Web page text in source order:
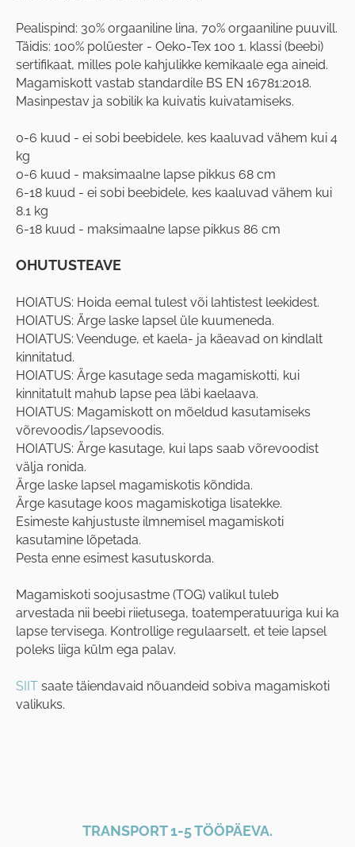
Pealispind: 30% orgaaniline lina, 70% orgaaniline puuvill.
Täidis: 100% polüester - Oeko-Tex 100 1. klassi (beebi)
sertifikaat, milles pole kahjulikke kemikaale ega aineid.
Magamiskott vastab standardile BS EN 16781:2018.
Masinpestav ja sobilik ka kuivatis kuivatamiseks.
0-6 kuud - ei sobi beebidele, kes kaaluvad vähem kui 4
kg
0-6 kuud - maksimaalne lapse pikkus 68 cm
6-18 kuud - ei sobi beebidele, kes kaaluvad vähem kui
8.1 kg
6-18 kuud - maksimaalne lapse pikkus 86 cm
OHUTUSTEAVE
HOIATUS: Hoida eemal tulest või lahtistest leekidest.
HOIATUS: Ärge laske lapsel üle kuumeneda.
HOIATUS: Veenduge, et kaela- ja käeavad on kindlalt
kinnitatud.
HOIATUS: Ärge kasutage seda magamiskotti, kui
kinnitatult mahub lapse pea läbi kaelaava.
HOIATUS: Magamiskott on mõeldud kasutamiseks
võrevoodis/lapsevoodis.
HOIATUS: Ärge kasutage, kui laps saab võrevoodist
välja ronida.
Ärge laske lapsel magamiskotis kõndida.
Ärge kasutage koos magamiskotiga lisatekke.
Esimeste kahjustuste ilmnemisel magamiskoti
kasutamine lõpetada.
Pesta enne esimest kasutuskorda.
Magamiskoti soojusastme (TOG) valikul tuleb
arvestada nii beebi riietusega, toatemperatuuriga kui ka
lapse tervisega. Kontrollige regulaarselt, et teie lapsel
poleks liiga külm ega palav.
SIIT saate täiendavaid nõuandeid sobiva magamiskoti
valikuks.
TRANSPORT 1-5 TÖÖPÄEVA.